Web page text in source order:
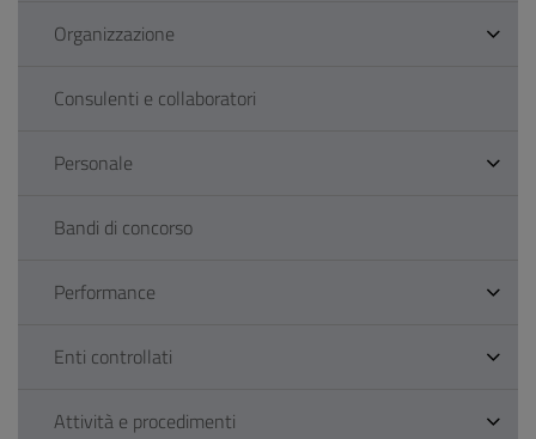
Organizzazione
Consulenti e collaboratori
Personale
Bandi di concorso
Performance
Enti controllati
Attività e procedimenti